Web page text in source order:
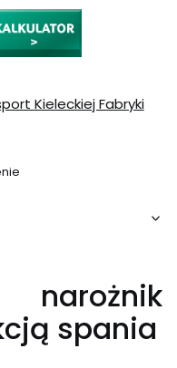
Kieleckiej Fabryki
narożnik
spania